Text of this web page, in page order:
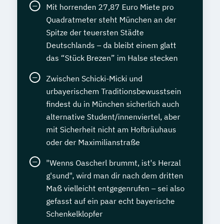
Mit horrenden 27,87 Euro Miete pro
Quadratmeter steht München an der
Spitze der teuersten Städte
Deutschlands – da bleibt einem glatt
das “Stück Brezen” im Halse stecken
Zwischen Schicki-Micki und
urbayerischem Traditionsbewusstsein
findest du in München sicherlich auch
alternative Student/innenviertel, aber
mit Sicherheit nicht am Hofbräuhaus
oder der Maximilianstraße
"Wenns Oascherl brummt, ist's Herzal
g'sund", wird man dir nach dem dritten
Maß vielleicht entgegenrufen – sei also
gefasst auf ein paar echt bayerische
Schenkelklopfer